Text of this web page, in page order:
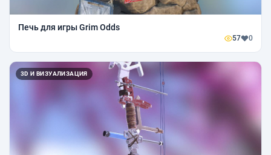
Печь для игры Grim Odds
57 0
3D И ВИЗУАЛИЗАЦИЯ